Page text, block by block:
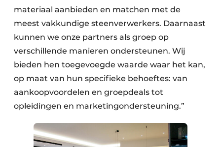
materiaal aanbieden en matchen met de
meest vakkundige steenverwerkers. Daarnaast
kunnen we onze partners als groep op
verschillende manieren ondersteunen. Wij
bieden hen toegevoegde waarde waar het kan,
op maat van hun specifieke behoeftes: van
aankoopvoordelen en groepdeals tot
opleidingen en marketingondersteuning.”